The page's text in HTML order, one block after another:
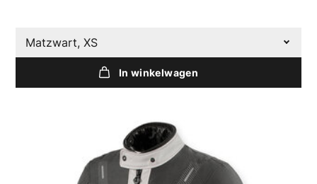
Matzwart, XS
In winkelwagen